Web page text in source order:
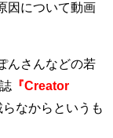
因について動画
んさんなどの若
『Creator
らなからというも